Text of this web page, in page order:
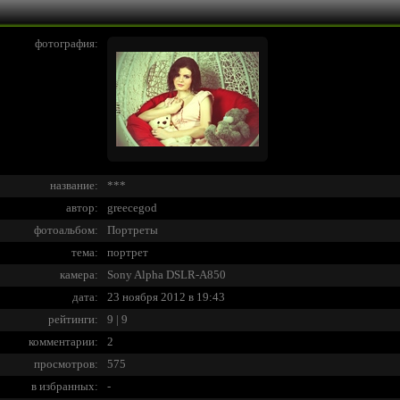
фотография:
название:
***
автор:
greecegod
фотоальбом:
Портреты
тема:
портрет
камера:
Sony Alpha DSLR-A850
дата:
23 ноября 2012 в 19:43
рейтинги:
9 | 9
комментарии:
2
просмотров:
575
в избранных:
-